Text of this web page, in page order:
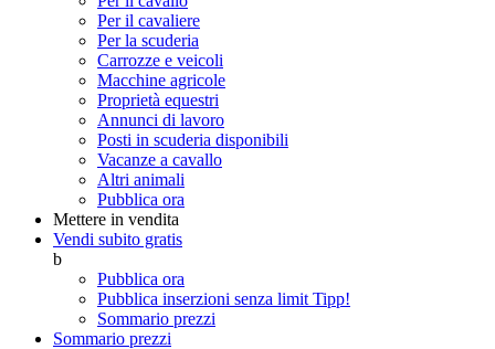
Per il cavaliere
Per la scuderia
Carrozze e veicoli
Macchine agricole
Proprietà equestri
Annunci di lavoro
Posti in scuderia disponibili
Vacanze a cavallo
Altri animali
Pubblica ora
Mettere in vendita
Vendi subito gratis
b
Pubblica ora
Pubblica inserzioni senza limit Tipp!
Sommario prezzi
Sommario prezzi